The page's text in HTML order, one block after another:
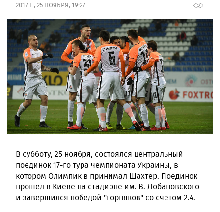
2017 Г., 25 НОЯБРЯ, 19:27
В субботу, 25 ноября, состоялся центральный
поединок 17-го тура чемпионата Украины, в
котором Олимпик в принимал Шахтер. Поединок
прошел в Киеве на стадионе им. В. Лобановского
и завершился победой "горняков" со счетом 2:4.